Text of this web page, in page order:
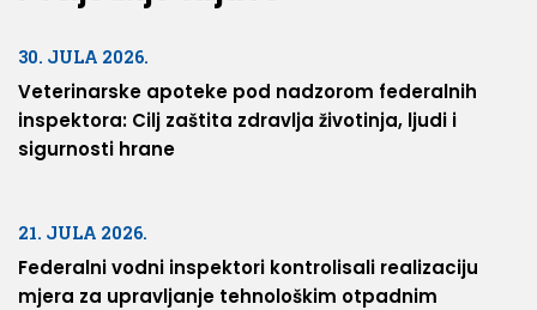
30. JULA 2026.
Veterinarske apoteke pod nadzorom federalnih
inspektora: Cilj zaštita zdravlja životinja, ljudi i
sigurnosti hrane
21. JULA 2026.
Federalni vodni inspektori kontrolisali realizaciju
mjera za upravljanje tehnološkim otpadnim